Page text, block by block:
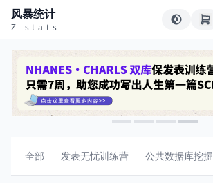
风暴统计
Z stats
全部 发表无忧训练营 公共数据库挖掘